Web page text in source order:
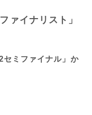
ァイナリスト」
セミファイナル」か